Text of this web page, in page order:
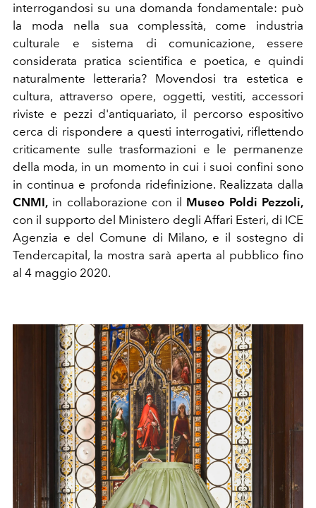
interrogandosi su una domanda fondamentale: può
la moda nella sua complessità, come industria
culturale e sistema di comunicazione, essere
considerata pratica scientifica e poetica, e quindi
naturalmente letteraria? Movendosi tra estetica e
cultura, attraverso opere, oggetti, vestiti, accessori
riviste e pezzi d'antiquariato, il percorso espositivo
cerca di rispondere a questi interrogativi, riflettendo
criticamente sulle trasformazioni e le permanenze
della moda, in un momento in cui i suoi confini sono
in continua e profonda ridefinizione. Realizzata dalla
CNMI, in collaborazione con il Museo Poldi Pezzoli,
con il supporto del Ministero degli Affari Esteri, di ICE
Agenzia e del Comune di Milano, e il sostegno di
Tendercapital, la mostra sarà aperta al pubblico fino
al 4 maggio 2020.